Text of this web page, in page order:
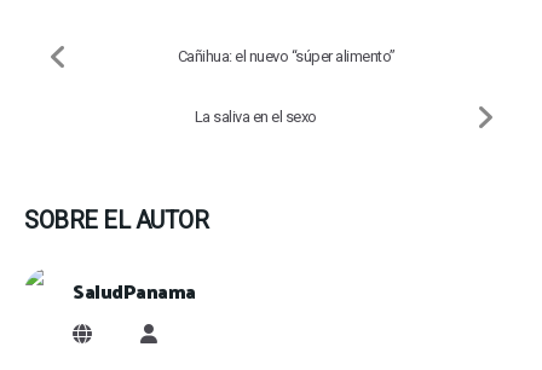
Cañihua: el nuevo “súper alimento”
La saliva en el sexo
SOBRE EL AUTOR
SaludPanama